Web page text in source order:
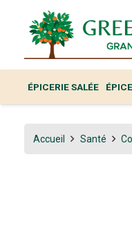
ÉPICERIE SALÉE
Accueil Santé